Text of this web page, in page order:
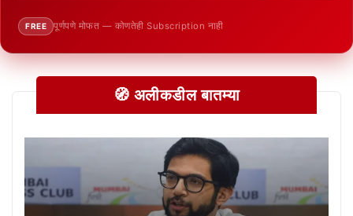
FREE पूर्णपणे मोफत — कोणतेही Subscription नाही
🧭 अलीकडील बातम्या